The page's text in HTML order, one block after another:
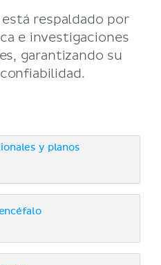
respaldado por
e investigaciones
garantizando su
y planos